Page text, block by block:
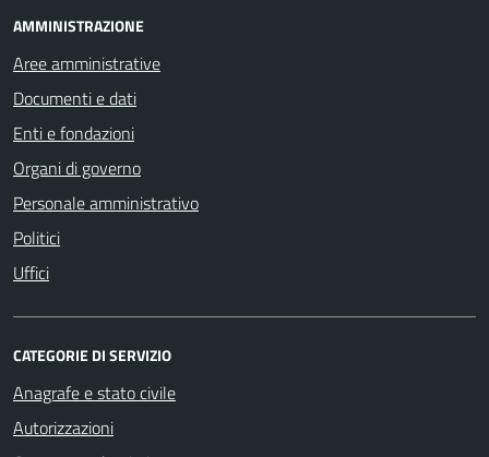
AMMINISTRAZIONE
Aree amministrative
Documenti e dati
Enti e fondazioni
Organi di governo
Personale amministrativo
Politici
Uffici
CATEGORIE DI SERVIZIO
Anagrafe e stato civile
Autorizzazioni